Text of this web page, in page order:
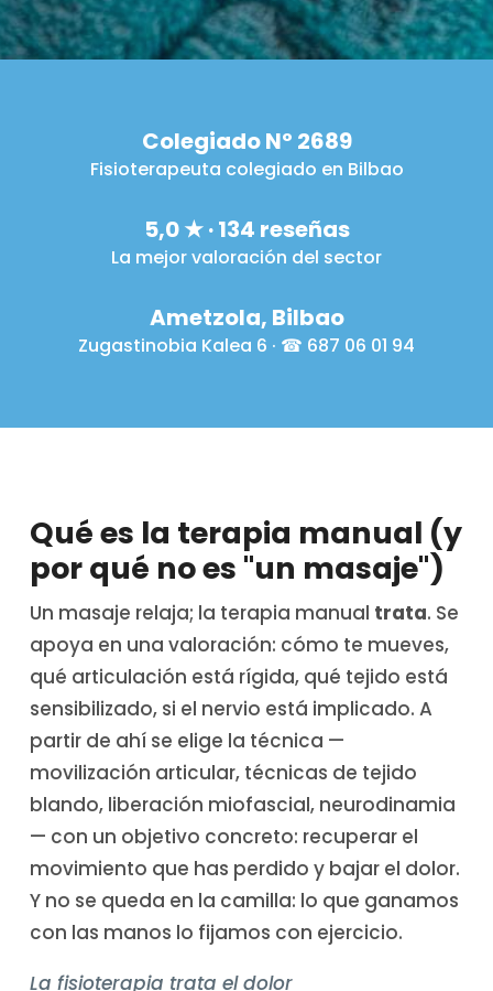
Colegiado Nº 2689
Fisioterapeuta colegiado en Bilbao
5,0 ★ · 134 reseñas
La mejor valoración del sector
Ametzola, Bilbao
Zugastinobia Kalea 6 · ☎ 687 06 01 94
Qué es la terapia manual (y
por qué no es "un masaje")
Un masaje relaja; la terapia manual trata. Se
apoya en una valoración: cómo te mueves,
qué articulación está rígida, qué tejido está
sensibilizado, si el nervio está implicado. A
partir de ahí se elige la técnica —
movilización articular, técnicas de tejido
blando, liberación miofascial, neurodinamia
— con un objetivo concreto: recuperar el
movimiento que has perdido y bajar el dolor.
Y no se queda en la camilla: lo que ganamos
con las manos lo fijamos con ejercicio.
La fisioterapia trata el dolor